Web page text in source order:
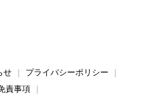
せ
プライバシーポリシー
責事項